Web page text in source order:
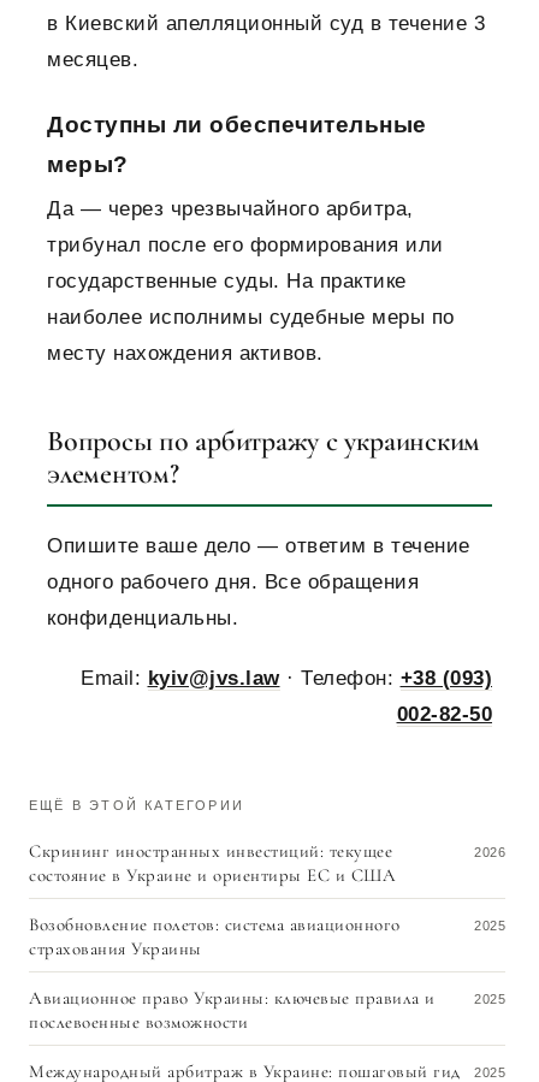
в Киевский апелляционный суд в течение 3
месяцев.
Доступны ли обеспечительные
меры?
Да — через чрезвычайного арбитра,
трибунал после его формирования или
государственные суды. На практике
наиболее исполнимы судебные меры по
месту нахождения активов.
Вопросы по арбитражу с украинским
элементом?
Опишите ваше дело — ответим в течение
одного рабочего дня. Все обращения
конфиденциальны.
Email: kyiv@jvs.law· Телефон: +38 (093)
002-82-50
ЕЩЁ В ЭТОЙ КАТЕГОРИИ
Скрининг иностранных инвестиций: текущее
состояние в Украине и ориентиры ЕС и США
2026
Возобновление полетов: система авиационного
страхования Украины
2025
Авиационное право Украины: ключевые правила и
послевоенные возможности
2025
Международный арбитраж в Украине: пошаговый гид 2025